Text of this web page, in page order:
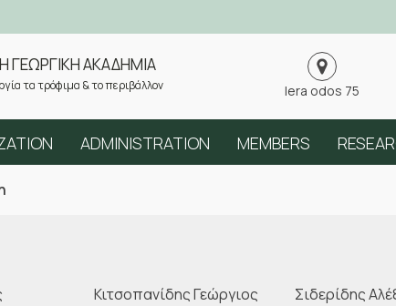
ΓΕΩΡΓΙΚΗ ΑΚΑΔΗΜΙΑ
τα τρόφιμα & το περιβάλλον Iera odos 75
ADMINISTRATION MEMBERS
Κιτσοπανίδης Γεώργιος Σιδερίδης